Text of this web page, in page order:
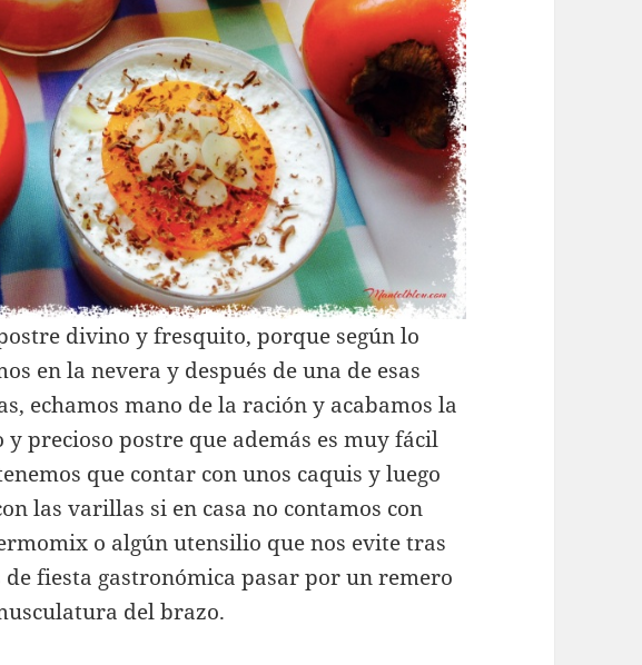
divino y fresquito, porque según lo
en la nevera y después de una de esas
echamos mano de la ración y acabamos la
precioso postre que además es muy fácil
que contar con unos caquis y luego
las varillas si en casa no contamos con
o algún utensilio que nos evite tras
fiesta gastronómica pasar por un remero
del brazo.